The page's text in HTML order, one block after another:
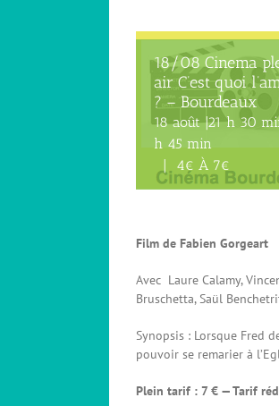
18/08 Cinema
air C’est quoi
? – Bourdeaux
18 août |21 h 30
h 45 min
|
4€ À 7€
Film de Fabien Gorgeart
Avec Laure Calamy,
Bruschetta, Saül
Synopsis : Lorsque Fred
pouvoir se remarier à
Plein tarif : 7 € — Tarif